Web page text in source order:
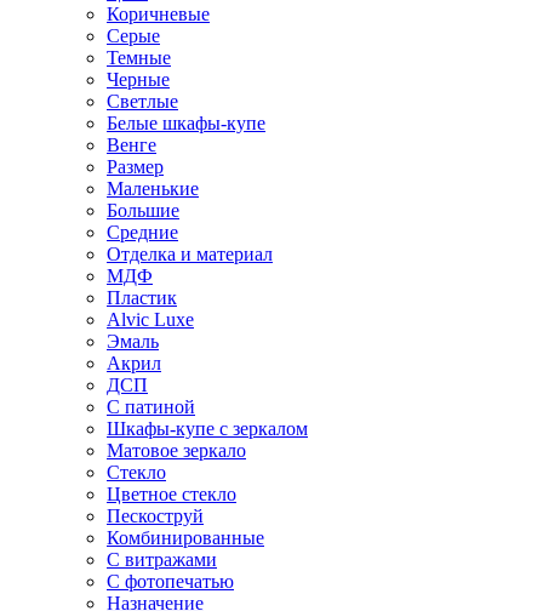
Коричневые
Серые
Темные
Черные
Светлые
Белые шкафы-купе
Венге
Размер
Маленькие
Большие
Средние
Отделка и материал
МДФ
Пластик
Alvic Luxe
Эмаль
Акрил
ДСП
С патиной
Шкафы-купе с зеркалом
Матовое зеркало
Стекло
Цветное стекло
Пескоструй
Комбинированные
С витражами
С фотопечатью
Назначение